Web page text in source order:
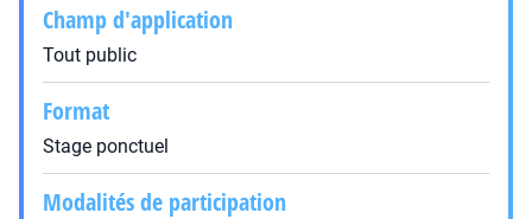
Champ d'application
Tout public
Format
Stage ponctuel
Modalités de participation